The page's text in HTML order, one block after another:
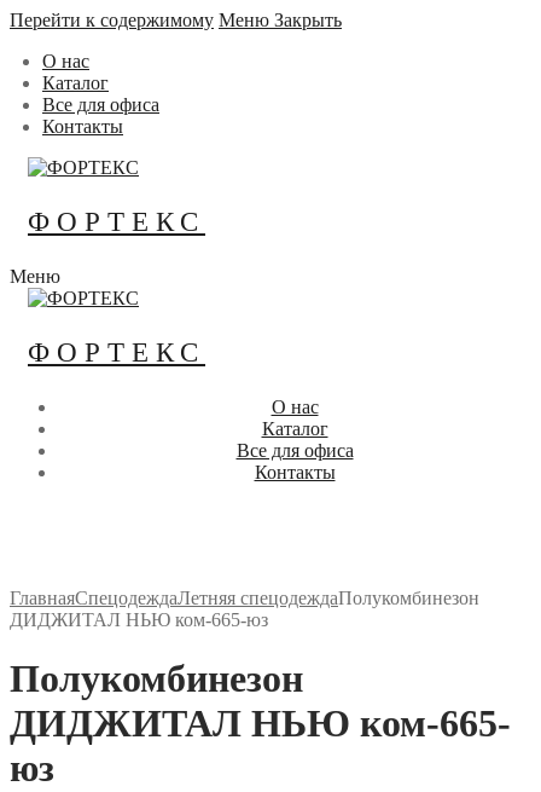
Перейти к содержимому Меню Закрыть
О нас
Каталог
Все для офиса
Контакты
ФОРТЕКС
Меню
ФОРТЕКС
О нас
Каталог
Все для офиса
Контакты
ГлавнаяСпецодеждаЛетняя спецодеждаПолукомбинезон
ДИДЖИТАЛ НЬЮ ком-665-юз
Полукомбинезон
ДИДЖИТАЛ НЬЮ ком-665-
юз